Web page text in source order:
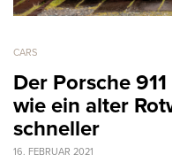
CARS
Der Porsche
wie ein alter
schneller
16. FEBRUAR 2021